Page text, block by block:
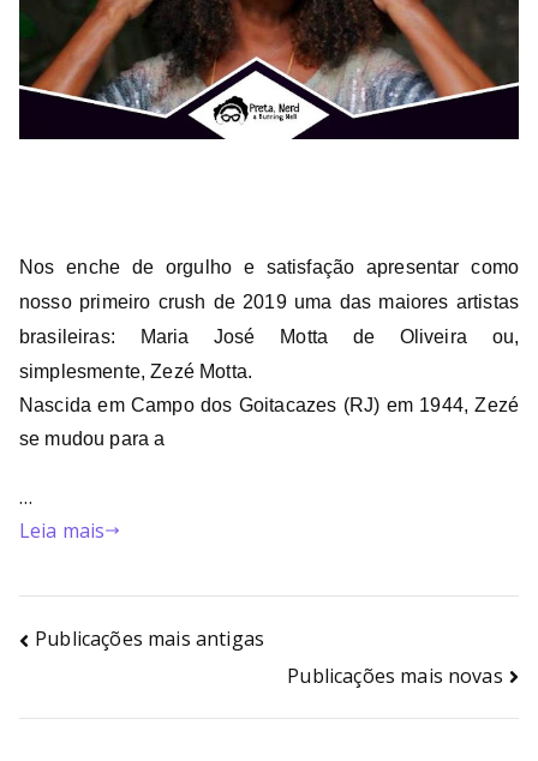
Nos enche de orgulho e satisfação apresentar como
nosso primeiro crush de 2019 uma das maiores artistas
brasileiras: Maria José Motta de Oliveira ou,
simplesmente, Zezé Motta.
Nascida em Campo dos Goitacazes (RJ) em 1944, Zezé
se mudou para a
…
Leia mais
Publicações mais antigas
Publicações mais novas